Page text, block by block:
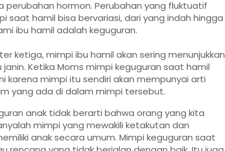
hormon. Perubahan yang fluktuatif
saat hamil bisa bervariasi, dari yang indah hingga
ibu hamil adalah keguguran.
ketiga, mimpi ibu hamil akan sering menunjukkan
Ketika Moms mimpi keguguran saat hamil
karena mimpi itu sendiri akan mempunyai arti
yang ada di dalam mimpi tersebut.
anak tidak berarti bahwa orang yang kita
mimpi yang mewakili ketakutan dan
anak secara umum. Mimpi keguguran saat